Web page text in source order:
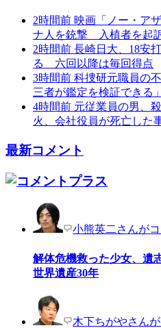
2時間前 映画「ノー・ア
ナ人を銃撃 入植者を起
2時間前 長崎日大、18安
る 六回以降は毎回得点
3時間前 科捜研元職員の
三者が鑑定を検証できる」
4時間前 元従業員の男、
火、会社役員が死亡した
最新コメント
小熊英二さんが
解体危機救った少女、
世界遺産30年
木下ちがやさん